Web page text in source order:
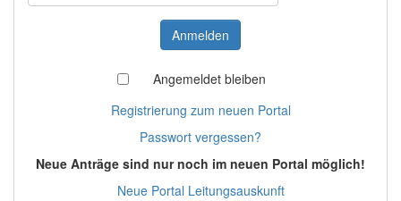
Angemeldet bleiben
Registrierung zum neuen Portal
Passwort vergessen?
Neue Anträge sind nur noch im neuen Portal möglich!
Neue Portal Leitungsauskunft